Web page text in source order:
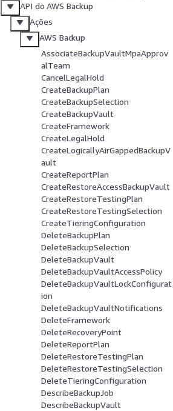
API do AWS Backup
Ações
AWS Backup
AssociateBackupVaultMpaApprov
alTeam
CancelLegalHold
CreateBackupPlan
CreateBackupSelection
CreateBackupVault
CreateFramework
CreateLegalHold
CreateLogicallyAirGappedBackupV
ault
CreateReportPlan
CreateRestoreAccessBackupVault
CreateRestoreTestingPlan
CreateRestoreTestingSelection
CreateTieringConfiguration
DeleteBackupPlan
DeleteBackupSelection
DeleteBackupVault
DeleteBackupVaultAccessPolicy
DeleteBackupVaultLockConfigurat
ion
DeleteBackupVaultNotifications
DeleteFramework
DeleteRecoveryPoint
DeleteReportPlan
DeleteRestoreTestingPlan
DeleteRestoreTestingSelection
DeleteTieringConfiguration
DescribeBackupJob
DescribeBackupVault